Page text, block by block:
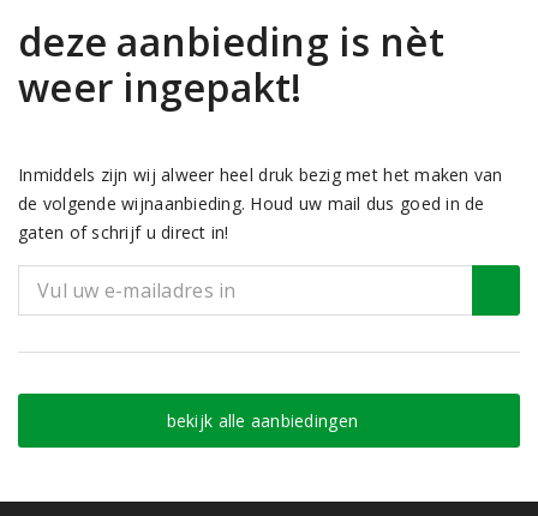
deze aanbieding is nèt
weer ingepakt!
Inmiddels zijn wij alweer heel druk bezig met het maken van
de volgende wijnaanbieding. Houd uw mail dus goed in de
gaten of schrijf u direct in!
bekijk alle aanbiedingen